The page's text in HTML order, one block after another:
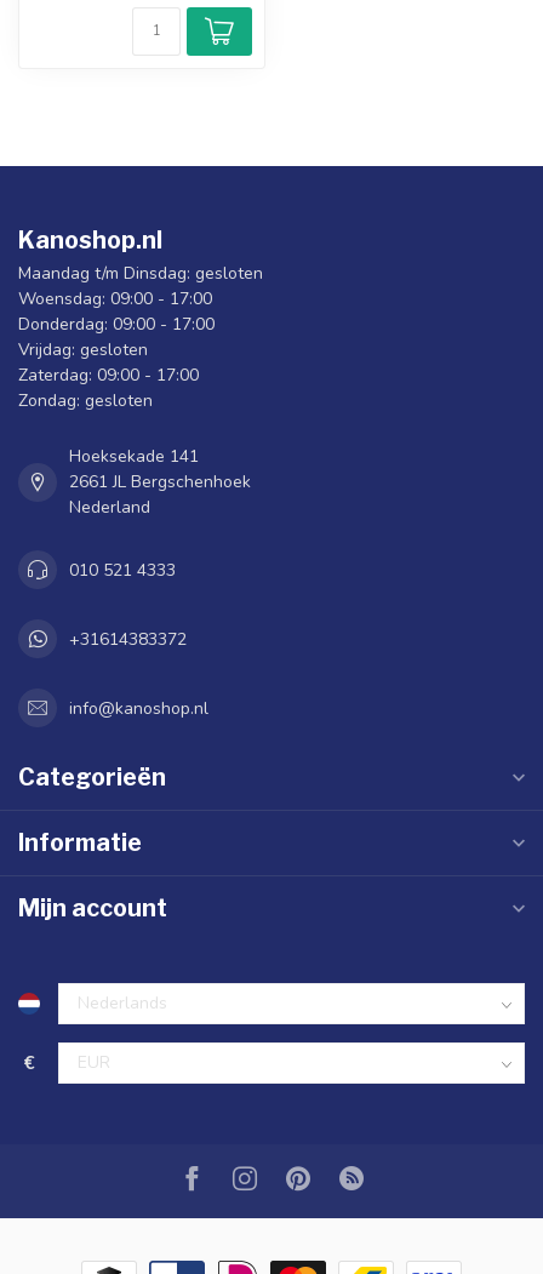
Kanoshop.nl
Maandag t/m Dinsdag: gesloten
Woensdag: 09:00 - 17:00
Donderdag: 09:00 - 17:00
Vrijdag: gesloten
Zaterdag: 09:00 - 17:00
Zondag: gesloten
Hoeksekade 141
2661 JL Bergschenhoek
Nederland
010 521 4333
+31614383372
info@kanoshop.nl
Categorieën
Informatie
Mijn account
€